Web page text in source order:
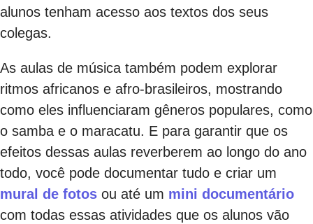
alunos tenham acesso aos textos dos seus
colegas.
As aulas de música também podem explorar
ritmos africanos e afro-brasileiros, mostrando
como eles influenciaram gêneros populares, como
o samba e o maracatu. E para garantir que os
efeitos dessas aulas reverberem ao longo do ano
todo, você pode documentar tudo e criar um
mural de fotos ou até um mini documentário
com todas essas atividades que os alunos vão